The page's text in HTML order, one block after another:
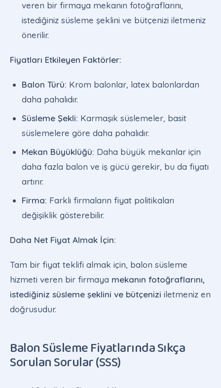
veren bir firmaya mekanın fotoğraflarını,
istediğiniz süsleme şeklini ve bütçenizi iletmeniz
önerilir.
Fiyatları Etkileyen Faktörler:
Balon Türü: Krom balonlar, latex balonlardan
daha pahalıdır.
Süsleme Şekli: Karmaşık süslemeler, basit
süslemelere göre daha pahalıdır.
Mekan Büyüklüğü: Daha büyük mekanlar için
daha fazla balon ve iş gücü gerekir, bu da fiyatı
artırır.
Firma: Farklı firmaların fiyat politikaları
değişiklik gösterebilir.
Daha Net Fiyat Almak İçin:
Tam bir fiyat teklifi almak için, balon süsleme
hizmeti veren bir firmaya mekanın fotoğraflarını,
istediğiniz süsleme şeklini ve bütçenizi iletmeniz en
doğrusudur.
Balon Süsleme Fiyatlarında Sıkça
Sorulan Sorular (SSS)